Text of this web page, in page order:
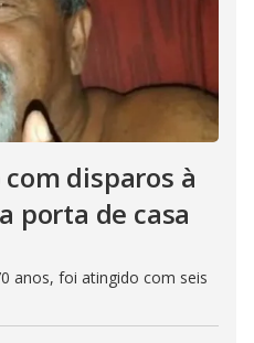
disparos à
porta de casa
anos, foi atingido com seis